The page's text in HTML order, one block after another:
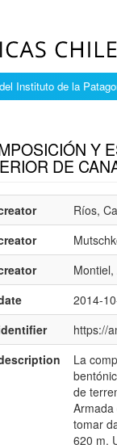
Instituto de la
Y
DE
Ríos,
2014-
https://
La
de
Armada
tomar
620 m.